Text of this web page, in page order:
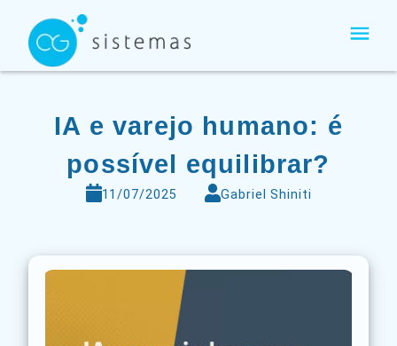
conteúdo
IA e varejo humano: é
possível equilibrar?
11/07/2025 Gabriel Shiniti